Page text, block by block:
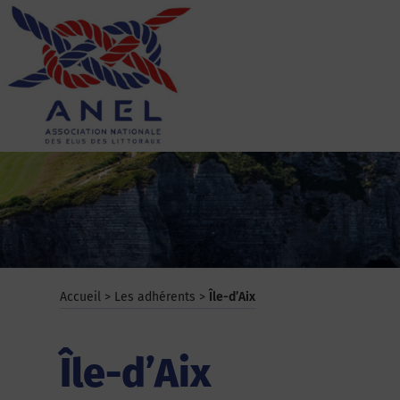
Aller
contenu
ANEL
Accueil > Les adhérents > Île-d’Aix
Île-d’Aix